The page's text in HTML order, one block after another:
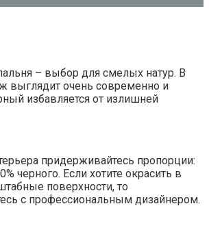
– выбор для смелых натур. В
выглядит очень современно и
избавляется от излишней
придерживайтесь пропорции:
черного. Если хотите окрасить в
поверхности, то
с профессиональным дизайнером.